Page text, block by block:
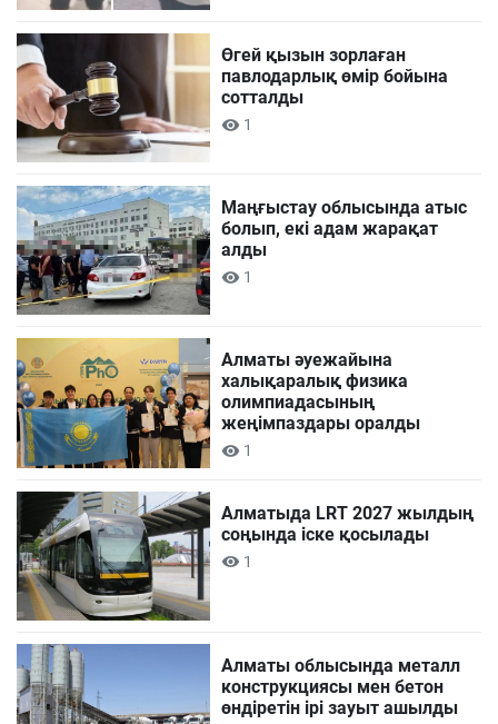
Өгей қызын зорлаған
павлодарлық өмір бойына
сотталды
1
Маңғыстау облысында атыс
болып, екі адам жарақат
алды
1
Алматы әуежайына
халықаралық физика
олимпиадасының
жеңімпаздары оралды
1
Алматыда LRT 2027 жылдың
соңында іске қосылады
1
Алматы облысында металл
конструкциясы мен бетон
өндіретін ірі зауыт ашылды